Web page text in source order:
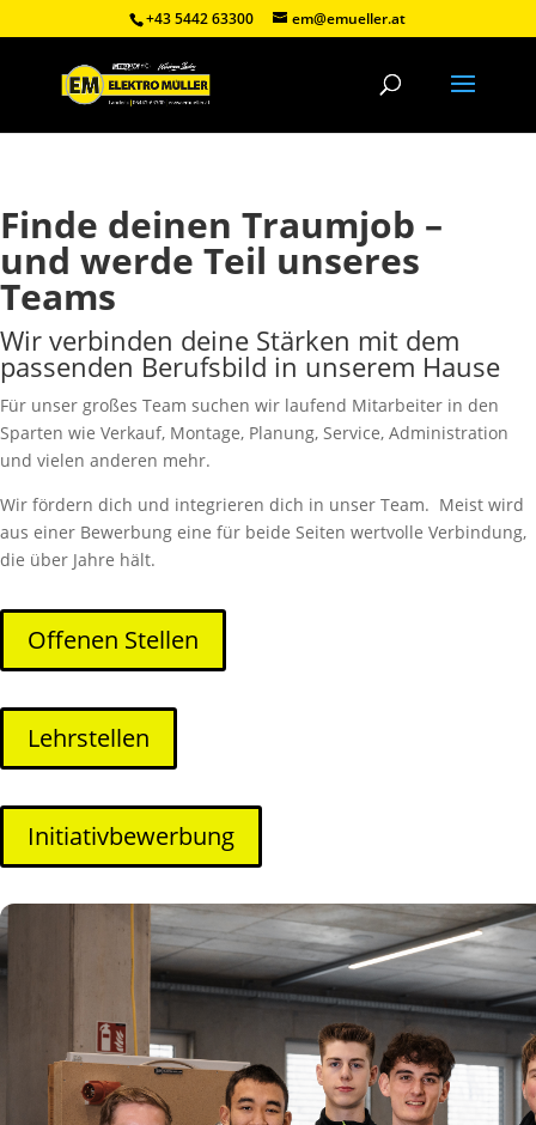
+43 5442 63300 em@emueller.at
Finde deinen Traumjob –
und werde Teil unseres
Teams
Wir verbinden deine Stärken mit dem
passenden Berufsbild in unserem Hause
Für unser großes Team suchen wir laufend Mitarbeiter in den
Sparten wie Verkauf, Montage, Planung, Service, Administration
und vielen anderen mehr.
Wir fördern dich und integrieren dich in unser Team. Meist wird
aus einer Bewerbung eine für beide Seiten wertvolle Verbindung,
die über Jahre hält.
Offenen Stellen
Lehrstellen
Initiativbewerbung